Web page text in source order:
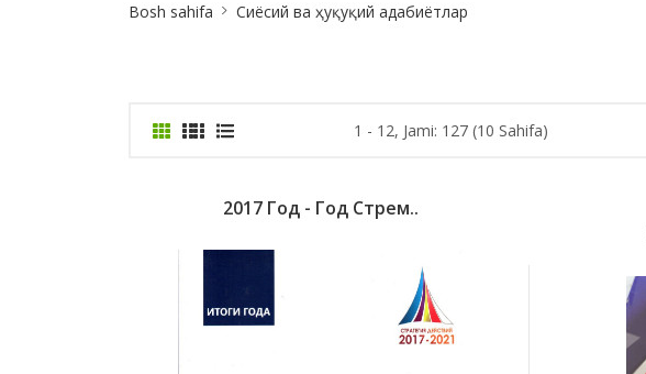
Bosh sahifa Сиёсий ва ҳуқуқий адабиётлар
1 - 12, Jami: 127 (10 Sahifa)
2017 Год - Год Стрем..